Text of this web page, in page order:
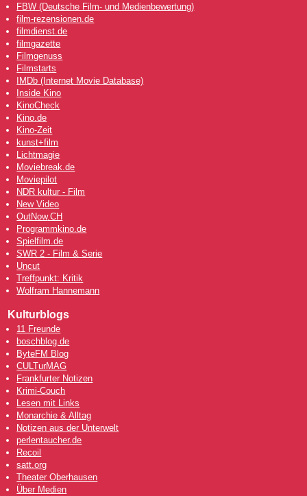
FBW (Deutsche Film- und Medienbewertung)
film-rezensionen.de
filmdienst.de
filmgazette
Filmgenuss
Filmstarts
IMDb (Internet Movie Database)
Inside Kino
KinoCheck
Kino.de
Kino-Zeit
kunst+film
Lichtmagie
Moviebreak.de
Moviepilot
NDR kultur - Film
New Video
OutNow.CH
Programmkino.de
Spielfilm.de
SWR 2 - Film & Serie
Uncut
Treffpunkt: Kritik
Wolfram Hannemann
Kulturblogs
11 Freunde
boschblog.de
ByteFM Blog
CULTurMAG
Frankfurter Notizen
Krimi-Couch
Lesen mit Links
Monarchie & Alltag
Notizen aus der Unterwelt
perlentaucher.de
Recoil
satt.org
Theater Oberhausen
Über Medien